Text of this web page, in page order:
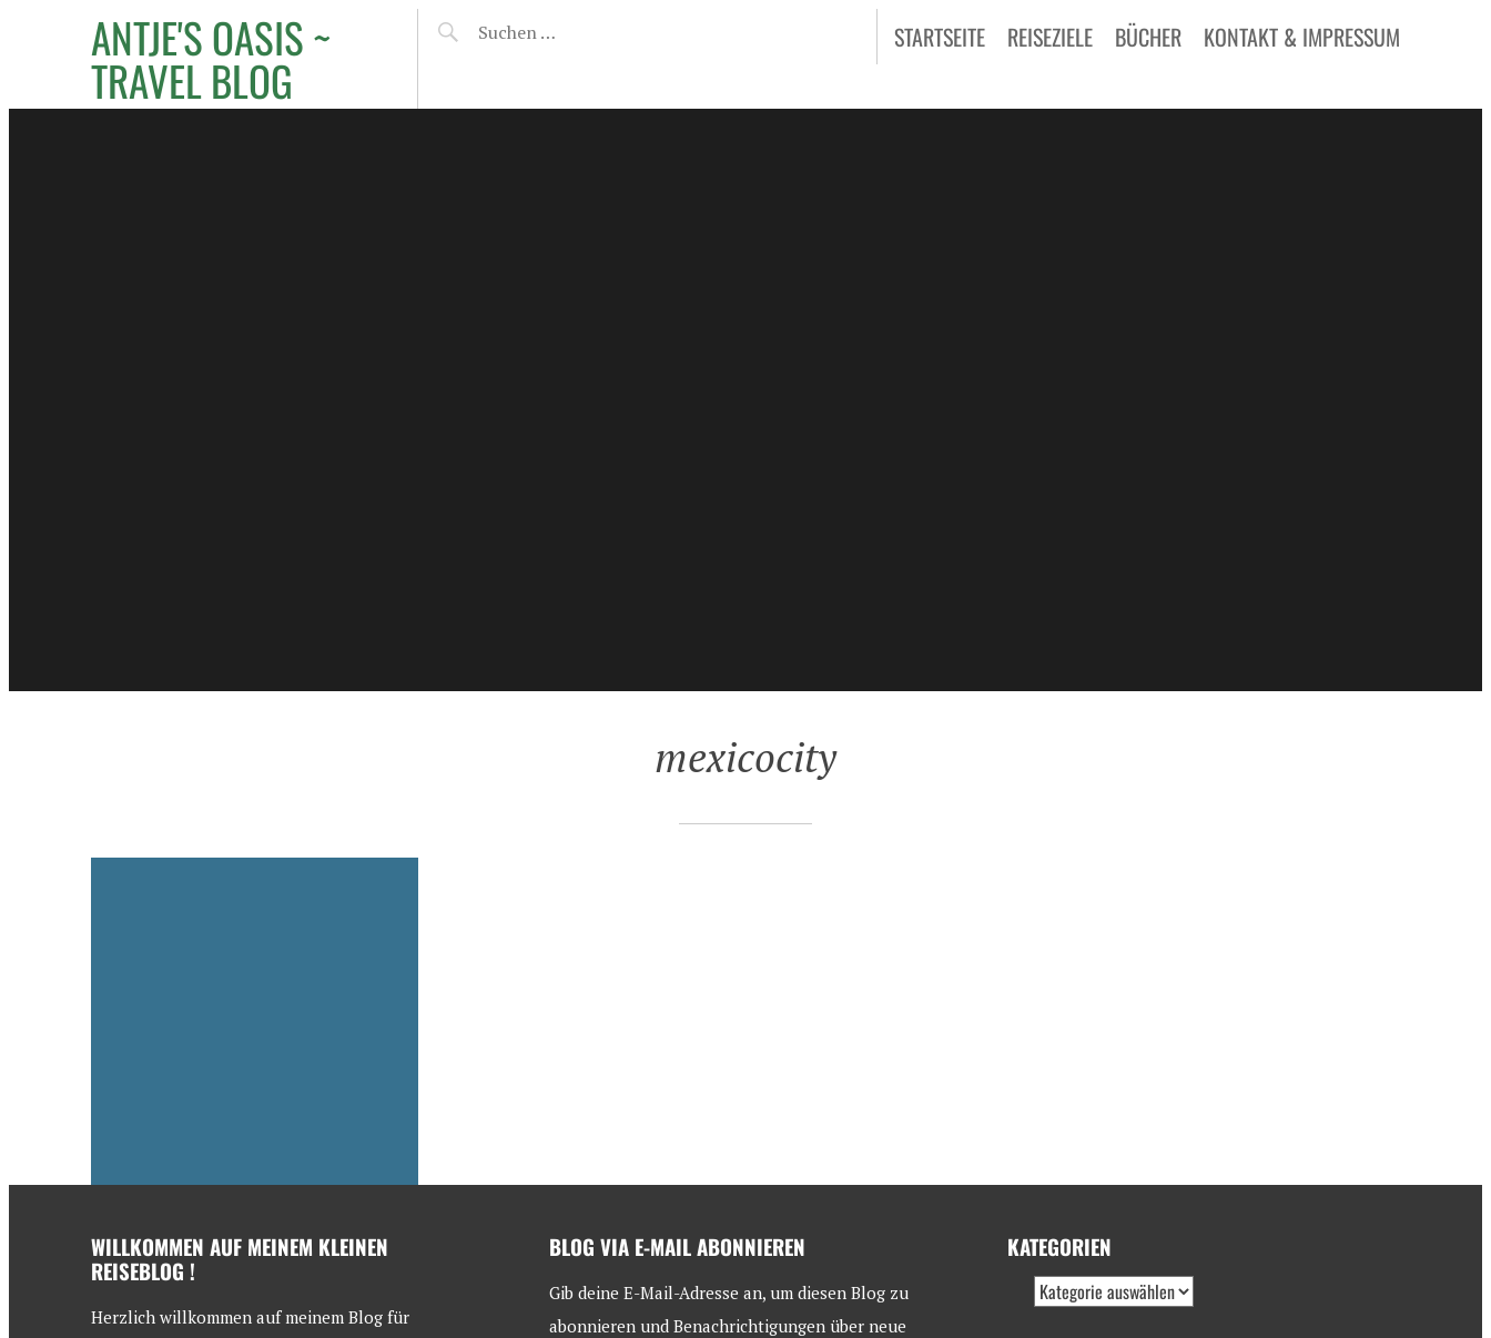
ANTJE'S OASIS ~
TRAVEL BLOG
STARTSEITE REISEZIELE BÜCHER KONTAKT & IMPRESSUM
mexicocity
WILLKOMMEN AUF MEINEM KLEINEN
REISEBLOG !
Herzlich willkommen auf meinem Blog für
BLOG VIA E-MAIL ABONNIEREN
Gib deine E-Mail-Adresse an, um diesen Blog zu
abonnieren und Benachrichtigungen über neue
KATEGORIEN